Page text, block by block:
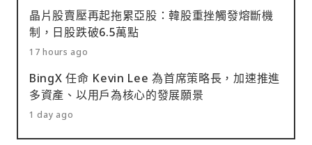
晶片股賣壓再起拖累亞股：韓股重挫觸發熔斷機
制，日股跌破6.5萬點
17 hours ago
BingX 任命 Kevin Lee 為首席策略長，加速推進
多資產、以用戶為核心的發展願景
1 day ago